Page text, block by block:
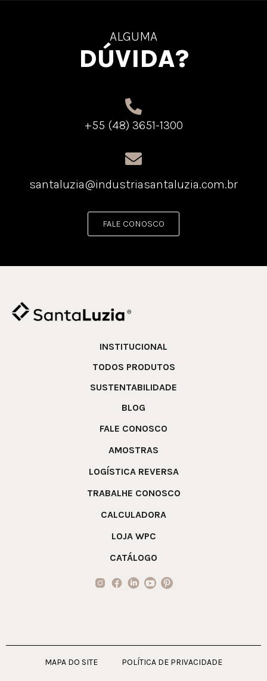
ALGUMA
DÚVIDA?
+55 (48) 3651-1300
santaluzia@industriasantaluzia.com.br
FALE CONOSCO
INSTITUCIONAL
TODOS PRODUTOS
SUSTENTABILIDADE
BLOG
FALE CONOSCO
AMOSTRAS
LOGÍSTICA REVERSA
TRABALHE CONOSCO
CALCULADORA
LOJA WPC
CATÁLOGO
MAPA DO SITE POLÍTICA DE PRIVACIDADE